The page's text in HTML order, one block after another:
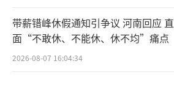
带薪错峰休假通知引争议 河南回应 直
面“不敢休、不能休、休不均”痛点
2026-08-07 16:04:34